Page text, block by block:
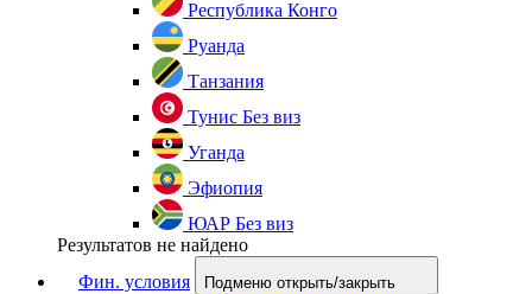
Республика Конго
Руанда
Танзания
Тунис Без виз
Уганда
Эфиопия
ЮАР Без виз
Результатов не найдено
Фин. условия
Подменю открыть/закрыть